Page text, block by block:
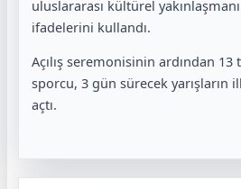
uluslararası kültürel
ifadelerini kullandı.
Açılış seremonisinin ardından 13
sporcu, 3 gün sürecek yarışların
açtı.